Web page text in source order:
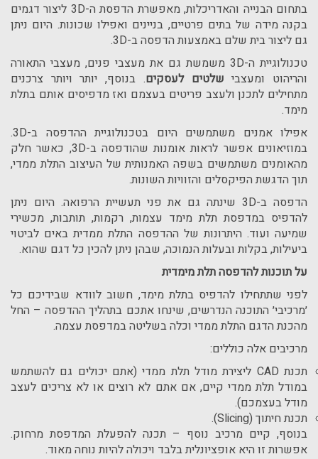
בתחום הבנייה והאדריכלות, מאפשרת הדפסת ה-3D ליצור דגמים
בקנה מידה של בתים פרטיים, בניינים ואפילו שכונות. היום ניתן
גם ליצור בית שלם באמצעות הדפסה ב-3D
.
טכנולוגיית ה-3D משמשת גם את מעצבי פנים, מעצבי התאורה
והריהוט ומעצבי שלטים לעסקים. בנוסף, יותר ויותר צרכנים
מתחילים לתכנן ולעצב פריטים בעצמם ואז מדפיסים אותם בתלת
מימד.
אפילו אמנים משתמשים היום בטכנולוגיית ההדפסה ב-3D
.
במוזיאונים אפשר לראות אומנות שהודפסה ב-3D, כאשר חלק
מהאומנים משתמשים בשפה האמנותית של העיצוב התלת ממדי,
תוך הדגשת הפיקסלים והזוויות השונות.
הדפסה ב-3Dשינתה גם את פני תעשיית הרפואה. היום ניתן
להדפיס במדפסת תלת מימד עצמות, רקמות, תותבות, מכשירי
שמיעה ועוד. היתרונות של ההדפסה התלת ממדית באים לביטוי
ביעילות, בקלות ובעלות הנמוכה, שבהן ניתן להכין כל דגם שהוא.
על תוכנות להדפסה תלת מימדית
לפני שתתחילו להדפיס בתלת מימד, חשוב לוודא שבידיכם כל
׳מרכיבי׳ התוכנה הנדרשים, שינחו אתכם בתהליך ההדפסה – החל
מהכנת הדגם התלת ממדי וכלה בשליטה במדפסת עצמה.
מרכיבים אלה כוללים:
תכנת CAD ליצירת מודל תלת ממדי (אתם יכולים גם להשתמש
במודל תלת ממדי קיים, אם אתם לא רוצים או לא צריכים לעצב
מודל בעצמכם).
תכנת חיתוך (Slicing
).
בנוסף, קיים מרכיב נוסף – תכנה להפעלת המדפסת מרחוק.
אפשרות זו היא אופציונלית בלבד ויכולה להיות נוחה מאוד.